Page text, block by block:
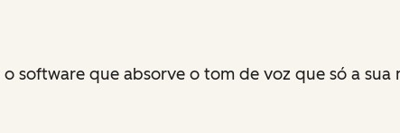
software que absorve o tom de voz que só a sua